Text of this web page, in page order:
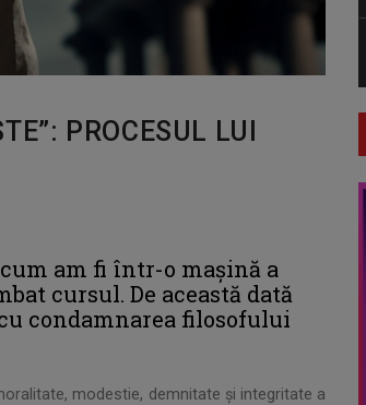
PROCESUL LUI
am fi într-o maşină a
cursul. De această dată
condamnarea filosofului
modestie, demnitate și integritate a